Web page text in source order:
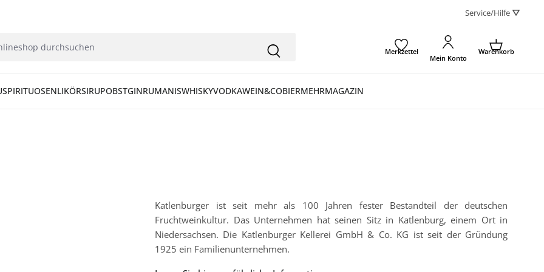
Service/Hilfe ⛛
Merkzettel
Mein Konto
Warenkorb
SPIRITUOSENLIKÖRSIRUPOBSTGINRUMANISWHISKYVODKAWEIN&COBIERMEHRMAGAZIN
Katlenburger ist seit mehr als 100 Jahren fester Bestandteil der deutschen
Fruchtweinkultur. Das Unternehmen hat seinen Sitz in Katlenburg, einem Ort in
Niedersachsen. Die Katlenburger Kellerei GmbH & Co. KG ist seit der Gründung
1925 ein Familienunternehmen.